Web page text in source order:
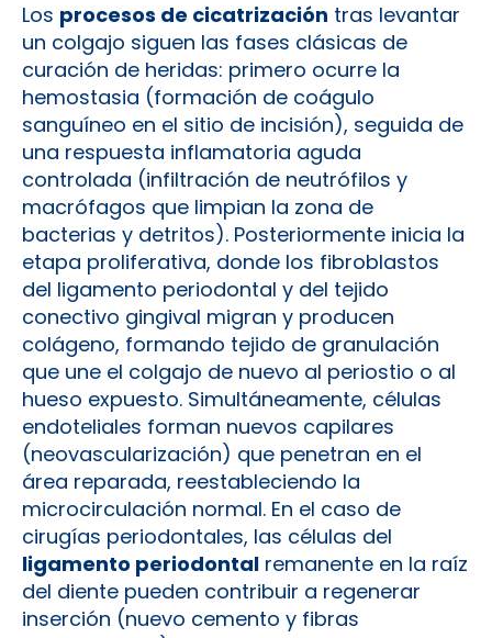
Los procesos de cicatrización tras levantar
un colgajo siguen las fases clásicas de
curación de heridas: primero ocurre la
hemostasia (formación de coágulo
sanguíneo en el sitio de incisión), seguida de
una respuesta inflamatoria aguda
controlada (infiltración de neutrófilos y
macrófagos que limpian la zona de
bacterias y detritos). Posteriormente inicia la
etapa proliferativa, donde los fibroblastos
del ligamento periodontal y del tejido
conectivo gingival migran y producen
colágeno, formando tejido de granulación
que une el colgajo de nuevo al periostio o al
hueso expuesto. Simultáneamente, células
endoteliales forman nuevos capilares
(neovascularización) que penetran en el
área reparada, reestableciendo la
microcirculación normal. En el caso de
cirugías periodontales, las células del
ligamento periodontal remanente en la raíz
del diente pueden contribuir a regenerar
inserción (nuevo cemento y fibras